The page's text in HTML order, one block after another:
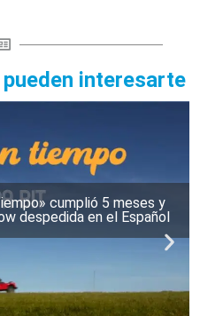
interesarte
cumplió 5 meses y
despedida en el Español